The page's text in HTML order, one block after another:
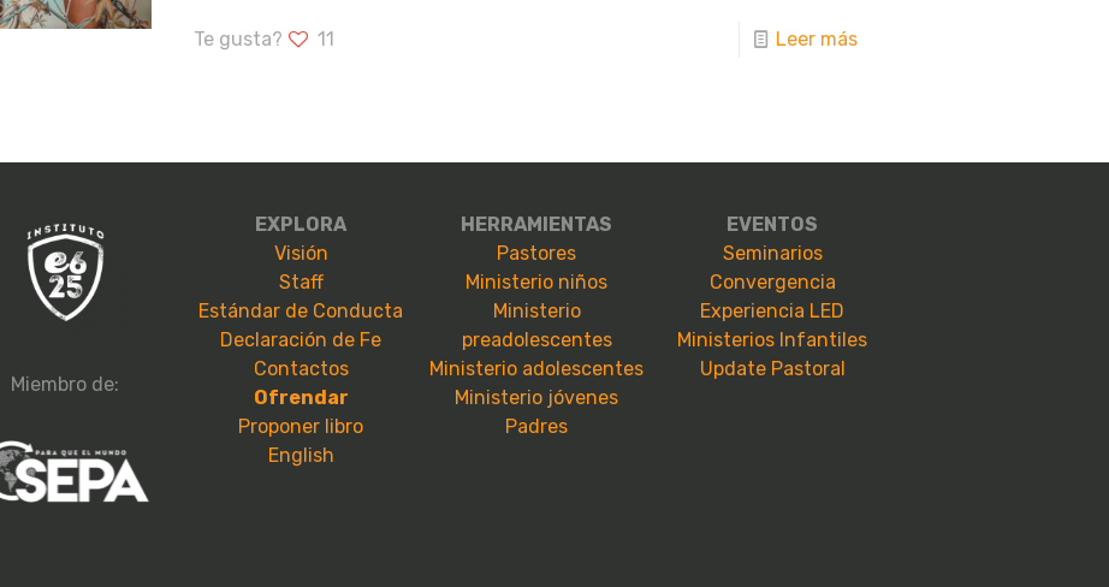
Te gusta? 11 Leer más
Miembro de:
EXPLORA
Visión
Staff
Estándar de Conducta
Declaración de Fe
Contactos
Ofrendar
Proponer libro
English
HERRAMIENTAS
Pastores
Ministerio niños
Ministerio
preadolescentes
Ministerio adolescentes
Ministerio jóvenes
Padres
EVENTOS
Seminarios
Convergencia
Experiencia LED
Ministerios Infantiles
Update Pastoral